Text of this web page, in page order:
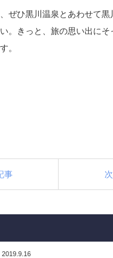
ぜひ黒川温泉とあわせて黒
。きっと、旅の思い出にそ
。
事
2019.9.16